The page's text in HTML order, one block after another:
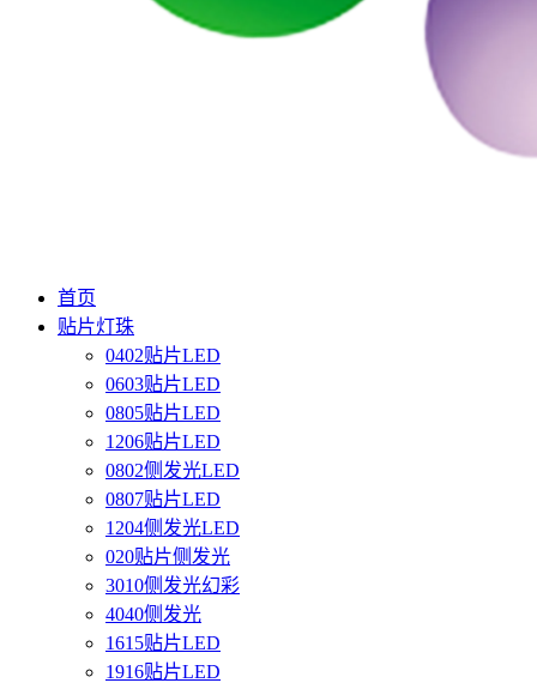
首页
贴片灯珠
0402贴片LED
0603贴片LED
0805贴片LED
1206贴片LED
0802侧发光LED
0807贴片LED
1204侧发光LED
020贴片侧发光
3010侧发光幻彩
4040侧发光
1615贴片LED
1916贴片LED